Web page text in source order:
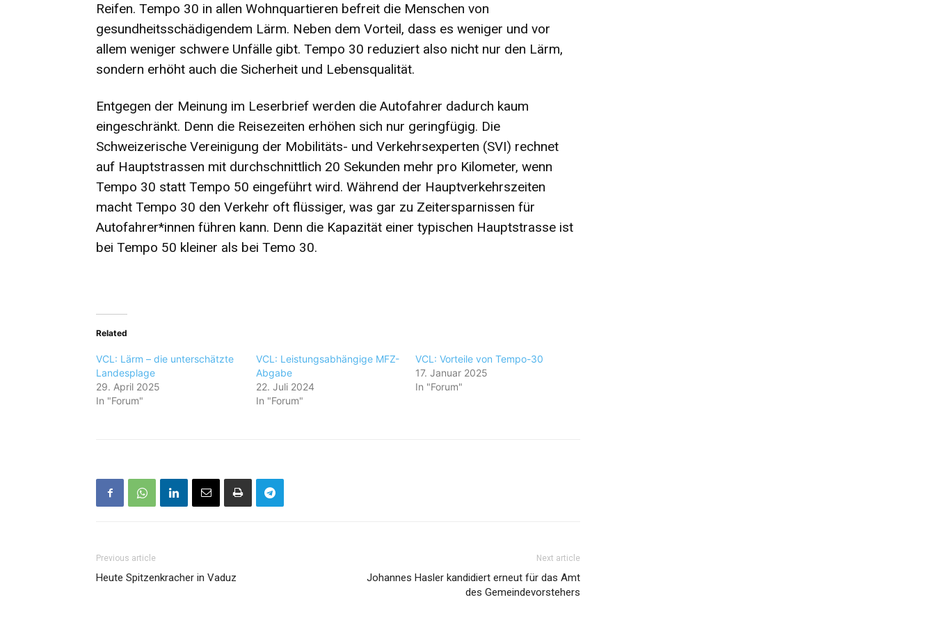
Reifen. Tempo 30 in allen Wohnquartieren befreit die Menschen von
gesundheitsschädigendem Lärm. Neben dem Vorteil, dass es weniger und vor
allem weniger schwere Unfälle gibt. Tempo 30 reduziert also nicht nur den Lärm,
sondern erhöht auch die Sicherheit und Lebensqualität.
Entgegen der Meinung im Leserbrief werden die Autofahrer dadurch kaum
eingeschränkt. Denn die Reisezeiten erhöhen sich nur geringfügig. Die
Schweizerische Vereinigung der Mobilitäts- und Verkehrsexperten (SVI) rechnet
auf Hauptstrassen mit durchschnittlich 20 Sekunden mehr pro Kilometer, wenn
Tempo 30 statt Tempo 50 eingeführt wird. Während der Hauptverkehrszeiten
macht Tempo 30 den Verkehr oft flüssiger, was gar zu Zeitersparnissen für
Autofahrer*innen führen kann. Denn die Kapazität einer typischen Hauptstrasse ist
bei Tempo 50 kleiner als bei Temo 30.
Related
VCL: Lärm – die unterschätzte
Landesplage
29. April 2025
In "Forum"
VCL: Leistungsabhängige MFZ-
Abgabe
22. Juli 2024
In "Forum"
VCL: Vorteile von Tempo-30
17. Januar 2025
In "Forum"
Previous article
Heute Spitzenkracher in Vaduz
Next article
Johannes Hasler kandidiert erneut für das Amt
des Gemeindevorstehers